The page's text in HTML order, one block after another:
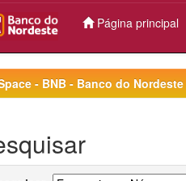
Página principal
- BNB - Banco do